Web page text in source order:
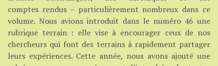
comptes rendus – particulièrement nombreux dans ce
volume. Nous avions introduit dans le numéro 46 une
rubrique terrain : elle vise à encourager ceux de nos
chercheurs qui font des terrains à rapidement partager
leurs expériences. Cette année, nous avons ajouté une